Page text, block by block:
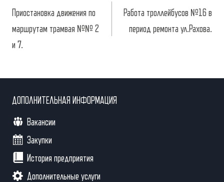
по
записям
Приостановка движения по
маршрутам трамвая №№ 2
и 7.
Работа троллейбусов №16 в
период ремонта ул.Рахова.
ДОПОЛНИТЕЛЬНАЯ ИНФОРМАЦИЯ
Вакансии
Закупки
История предприятия
Дополнительные услуги